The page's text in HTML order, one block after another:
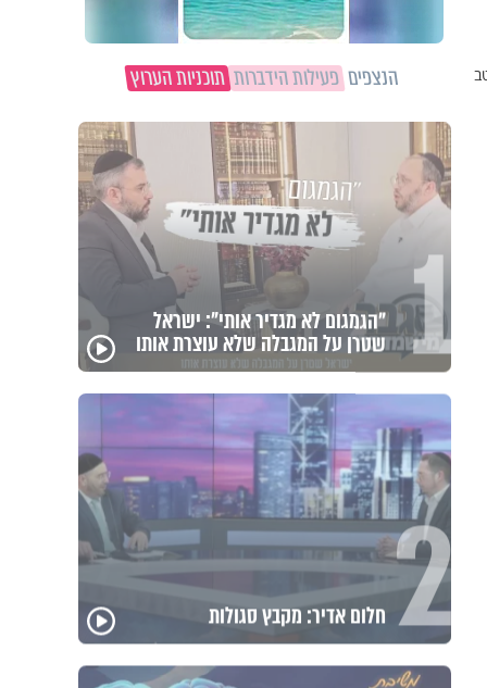
הנצפיםפעילות הידברותתוכניות הערוץ
1 "הגמגום לא מגדיר אותי": ישראל
שטרן על המגבלה שלא עוצרת אותו
2 חלום אדיר: מקבץ סגולות